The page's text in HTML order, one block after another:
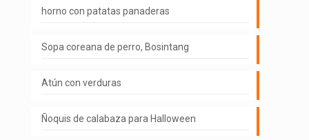
horno con patatas panaderas
Sopa coreana de perro, Bosintang
Atún con verduras
Ñoquis de calabaza para Halloween